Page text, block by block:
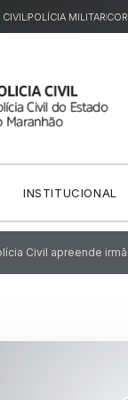
CIVILPOLÍCIA MILITAR
INSTITUCIONAL
Civil apreende